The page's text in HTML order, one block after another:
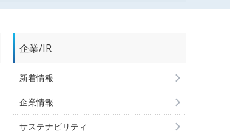
企業/IR
新着情報
企業情報
サステナビリティ